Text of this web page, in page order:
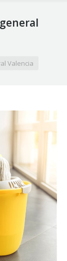
Valencia